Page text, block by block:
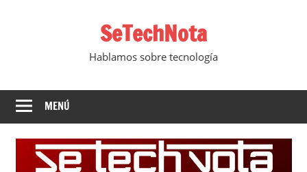
SeTechNota
Hablamos sobre tecnología
MENÚ